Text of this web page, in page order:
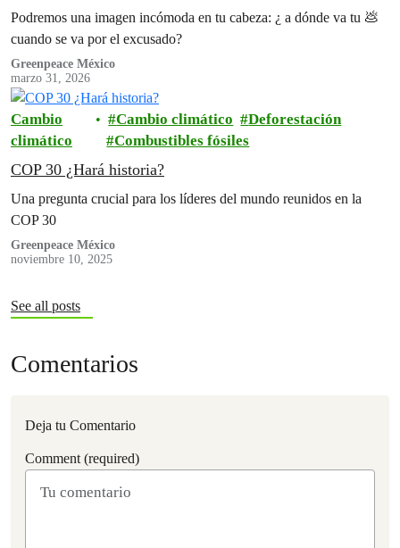
Podremos una imagen incómoda en tu cabeza: ¿ a dónde va tu 💩
cuando se va por el excusado?
Greenpeace México
marzo 31, 2026
Cambio
climático
Cambio climático
Deforestación
Combustibles fósiles
COP 30 ¿Hará historia?
Una pregunta crucial para los líderes del mundo reunidos en la
COP 30
Greenpeace México
noviembre 10, 2025
See all posts
Comentarios
Deja tu Comentario
Comment (required)